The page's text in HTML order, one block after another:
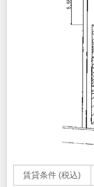
賃貸条件 (税込)